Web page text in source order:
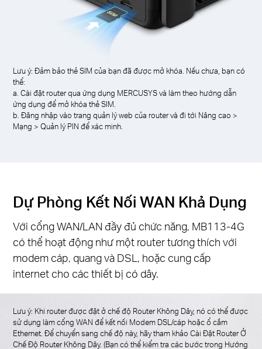
Lưu ý: Đảm bảo thẻ SIM của bạn đã được mở khóa. Nếu chưa, bạn có
thể:
a. Cài đặt router qua ứng dụng MERCUSYS và làm theo hướng dẫn
ứng dụng để mở khóa thẻ SIM.
b. Đăng nhập vào trang quản lý web của router và đi tới Nâng cao >
Mạng > Quản lý PIN để xác minh.
Dự Phòng Kết Nối WAN Khả Dụng
Với cổng WAN/LAN đầy đủ chức năng, MB113-4G
có thể hoạt động như một router tương thích với
modem cáp, quang và DSL, hoặc cung cấp
internet cho các thiết bị có dây.
Lưu ý: Khi router được đặt ở chế độ Router Không Dây, nó có thể được
sử dụng làm cổng WAN để kết nối Modem DSL/cáp hoặc ổ cắm
Ethernet. Để chuyển sang chế độ này, hãy tham khảo Cài Đặt Router Ở
Chế Độ Router Không Dây. (Bạn có thể kiểm tra các bước trong Hướng